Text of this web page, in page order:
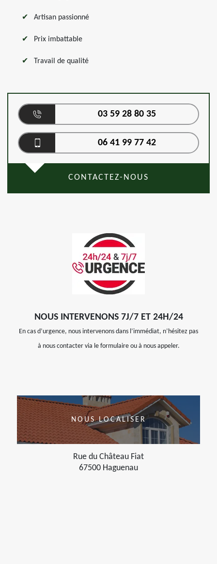
Artisan passionné
Prix imbattable
Travail de qualité
03 59 28 80 35
06 41 99 77 42
CONTACTEZ-NOUS
NOUS INTERVENONS 7J/7 ET 24H/24
En cas d’urgence, nous intervenons dans l’immédiat, n’hésitez pas
à nous contacter via le formulaire ou à nous appeler.
NOUS LOCALISER
Rue du Château Fiat
67500 Haguenau